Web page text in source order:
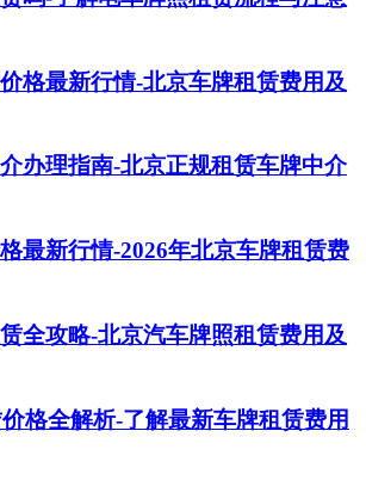
格最新行情-北京车牌租赁费用及
办理指南-北京正规租赁车牌中介
最新行情-2026年北京车牌租赁费
全攻略-北京汽车牌照租赁费用及
格全解析-了解最新车牌租赁费用